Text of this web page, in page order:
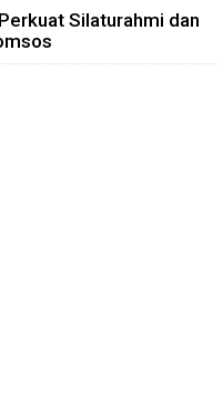
Silaturahmi dan